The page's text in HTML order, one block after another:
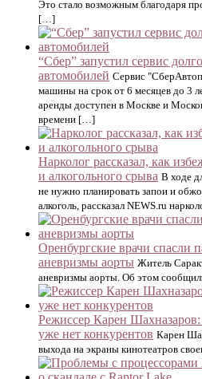
Это стало возможным благодаря
[…]
“Сбер” запустил сервис
автомобилей Сервис
машины на срок от 6 месяцев до 3
аренды доступен в Москве и
времени […]
Нарколог рассказал, как
и алкогольного срыва В ходе
не нужно планировать запои и
алкоголь, рассказал NEWS.ru
Оренбургские врачи спасли
аневризмы аорты Житель
аневризмы аорты. Об этом
Режиссер Карен
уже нет конкурентов Карен
выхода на экраны кинотеатров